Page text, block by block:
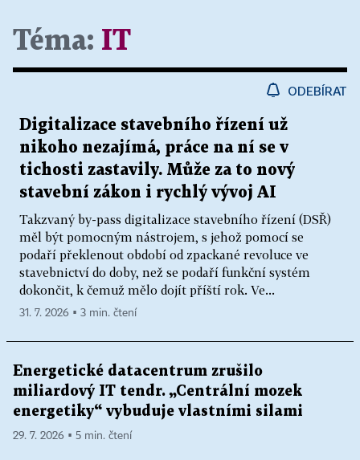
Téma: IT
ODEBÍRAT
Digitalizace stavebního řízení už
nikoho nezajímá, práce na ní se v
tichosti zastavily. Může za to nový
stavební zákon i rychlý vývoj AI
Takzvaný by-pass digitalizace stavebního řízení (DSŘ)
měl být pomocným nástrojem, s jehož pomocí se
podaří překlenout období od zpackané revoluce ve
stavebnictví do doby, než se podaří funkční systém
dokončit, k čemuž mělo dojít příští rok. Ve...
31. 7. 2026 ▪ 3 min. čtení
Energetické datacentrum zrušilo
miliardový IT tendr. „Centrální mozek
energetiky“ vybuduje vlastními silami
29. 7. 2026 ▪ 5 min. čtení